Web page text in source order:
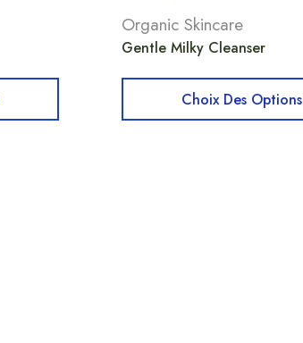
Organic Skincare
Gentle Milky Cleanser
Choix Des Options